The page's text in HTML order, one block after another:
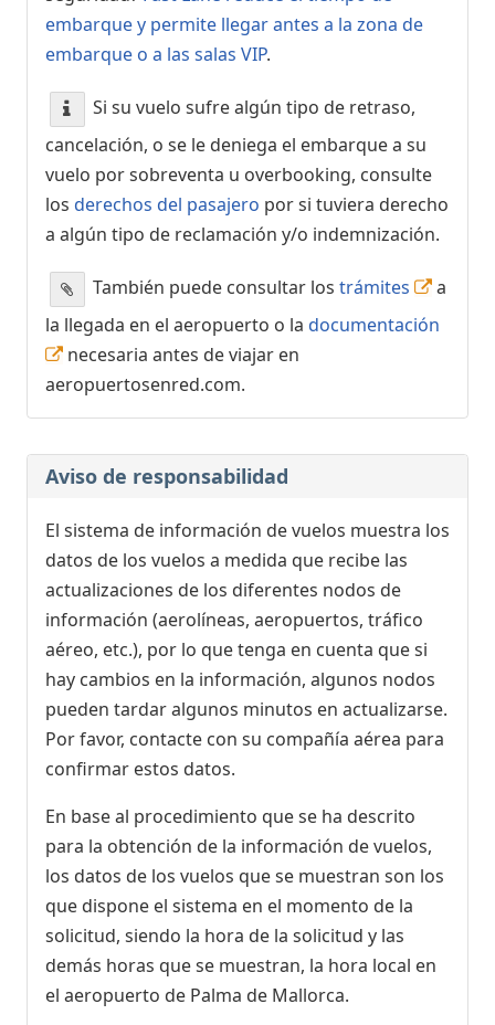
embarque y permite llegar antes a la zona de
embarque o a las salas VIP.
Si su vuelo sufre algún tipo de retraso,
cancelación, o se le deniega el embarque a su
vuelo por sobreventa u overbooking, consulte
los derechos del pasajero por si tuviera derecho
a algún tipo de reclamación y/o indemnización.
También puede consultar los trámites
a
la llegada en el aeropuerto o la documentación
necesaria antes de viajar en
aeropuertosenred.com.
Aviso de responsabilidad
El sistema de información de vuelos muestra los
datos de los vuelos a medida que recibe las
actualizaciones de los diferentes nodos de
información (aerolíneas, aeropuertos, tráfico
aéreo, etc.), por lo que tenga en cuenta que si
hay cambios en la información, algunos nodos
pueden tardar algunos minutos en actualizarse.
Por favor, contacte con su compañía aérea para
confirmar estos datos.
En base al procedimiento que se ha descrito
para la obtención de la información de vuelos,
los datos de los vuelos que se muestran son los
que dispone el sistema en el momento de la
solicitud, siendo la hora de la solicitud y las
demás horas que se muestran, la hora local en
el aeropuerto de Palma de Mallorca.